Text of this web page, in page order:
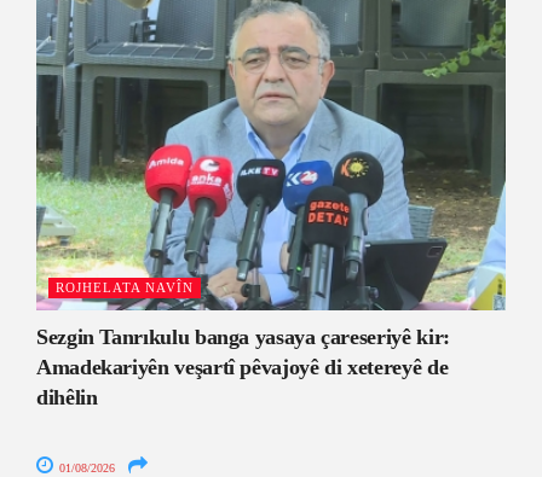
ROJHELATA NAVÎN
Sezgin Tanrıkulu banga yasaya çareseriyê kir:
Amadekariyên veşartî pêvajoyê di xetereyê de
dihêlin
01/08/2026